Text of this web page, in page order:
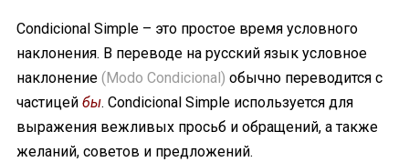
Condicional
Simple
(простое
условное
время):
Condicional Simple – это простое время условного
наклонения. В переводе на русский язык условное
наклонение (Modo Condicional) обычно переводится с
частицей бы. Condicional Simple используется для
выражения вежливых просьб и обращений, а также
желаний, советов и предложений.